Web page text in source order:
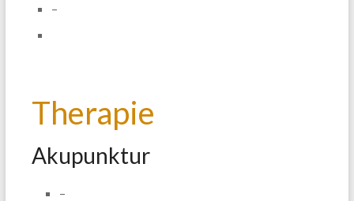
–
Therapie
Akupunktur
–